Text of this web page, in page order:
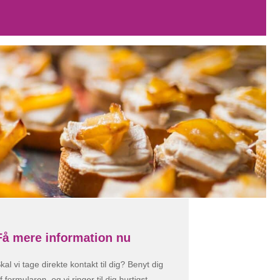
mere information nu
vi tage direkte kontakt til dig? Benyt dig